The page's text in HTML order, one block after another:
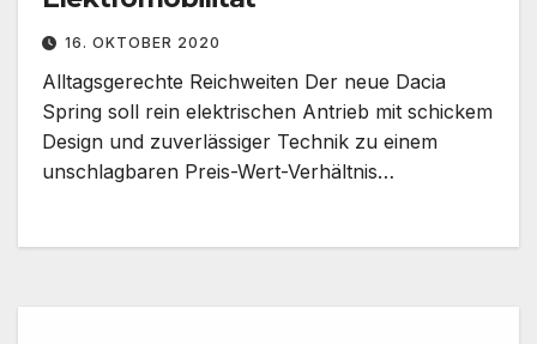
16. OKTOBER 2020
Alltagsgerechte Reichweiten Der neue Dacia
Spring soll rein elektrischen Antrieb mit schickem
Design und zuverlässiger Technik zu einem
unschlagbaren Preis-Wert-Verhältnis…